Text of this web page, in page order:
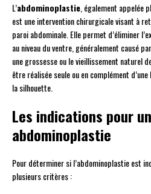
L’abdominoplastie , également appelée
est une intervention chirurgicale visant à
paroi abdominale. Elle permet d’éliminer
au niveau du ventre, généralement causé
une grossesse ou le vieillissement naturel
être réalisée seule ou en complément
la silhouette.
Les indications pour
abdominoplastie
Pour déterminer si l’abdominoplastie est
plusieurs critères :